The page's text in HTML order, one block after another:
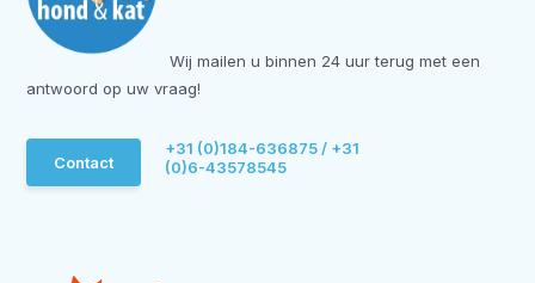
Wij mailen u binnen 24 uur terug met een
antwoord op uw vraag!
Contact
+31 (0)184-636875 / +31
(0)6-43578545